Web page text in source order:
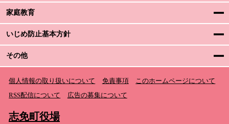
家庭教育
いじめ防止基本方針
その他
個人情報の取り扱いについて 免責事項
このホームページについて
RSS配信について
広告の募集について
志免町役場